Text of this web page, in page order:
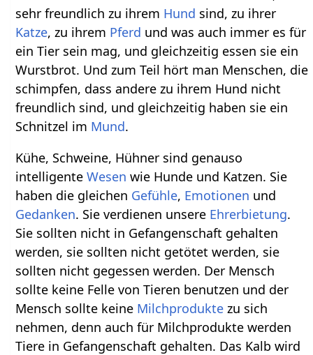
sehr freundlich zu ihrem Hund sind, zu ihrer
Katze, zu ihrem Pferd und was auch immer es für
ein Tier sein mag, und gleichzeitig essen sie ein
Wurstbrot. Und zum Teil hört man Menschen, die
schimpfen, dass andere zu ihrem Hund nicht
freundlich sind, und gleichzeitig haben sie ein
Schnitzel im Mund.
Kühe, Schweine, Hühner sind genauso
intelligenteWesen wie Hunde und Katzen. Sie
haben die gleichen Gefühle, Emotionen und
Gedanken. Sie verdienen unsere Ehrerbietung.
Sie sollten nicht in Gefangenschaft gehalten
werden, sie sollten nicht getötet werden, sie
sollten nicht gegessen werden. Der Mensch
sollte keine Felle von Tieren benutzen und der
Mensch sollte keine Milchprodukte zu sich
nehmen, denn auch für Milchprodukte werden
Tiere in Gefangenschaft gehalten. Das Kalb wird